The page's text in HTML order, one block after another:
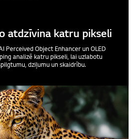
atdzīvina katru pikseli
Perceived Object Enhancer un OLED
analizē katru pikseli, lai uzlabotu
dziļumu un skaidrību.